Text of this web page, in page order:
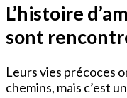
L’histoire
sont
Leurs vies précoces
chemins, mais c’est